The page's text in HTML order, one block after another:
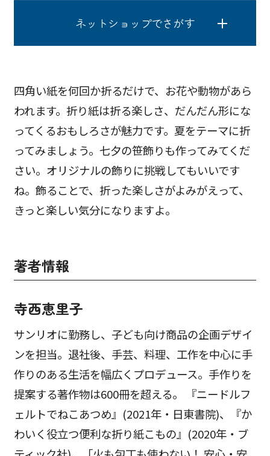
ネットショップでさがす
四角い紙を何回か折るだけで、お花や動物があら
われます。折り紙は折る楽しさ、だんだん形にな
ってくるおもしろさが魅力です。夏をテーマに折
ってみましょう。七夕の笹飾りも作ってみてくだ
さい。オリジナルの飾りに挑戦してもいいです
ね。飾ることで、折った楽しさがよみがえって、
きっと楽しい気分になりますよ。
著者情報
寺西恵里子
サンリオに勤務し、子ども向け商品の企画デザイ
ンを担当。退社後、手芸、料理、工作を中心に手
作りのある生活を幅広くプロデュース。手作りを
提案する著作物は600冊を超える。 『ニードルフ
ェルトでねこあつめ』(2021年・日東書院)、『か
わいく役立つ便利な折り紙こもの』(2020年・ブ